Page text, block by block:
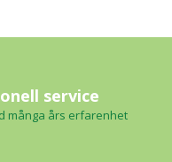
service
många års erfarenhet